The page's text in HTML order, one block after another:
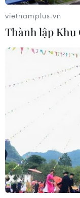
vietnamplus.vn
Thành lập Khu